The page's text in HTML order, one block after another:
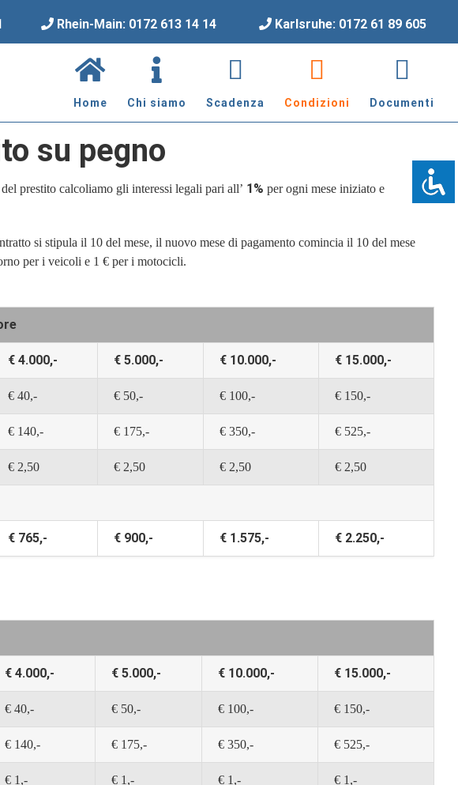
Rhein-Main: 0172 613 14 14 Karlsruhe: 0172 61 89 605
Home Chi siamo Scadenza Condizioni Documenti
su pegno
prestito calcoliamo gli interessi legali pari all’ 1% per ogni mese iniziato e
si stipula il 10 del mese, il nuovo mese di pagamento comincia il 10 del mese
per i veicoli e 1 € per i motocicli.
€ 4.000,- € 5.000,- € 10.000,- € 15.000,-
€ 40,- € 50,- € 100,- € 150,-
€ 140,- € 175,- € 350,- € 525,-
€ 2,50 € 2,50 € 2,50 € 2,50
€ 765,- € 900,- € 1.575,- € 2.250,-
€ 4.000,- € 5.000,- € 10.000,- € 15.000,-
€ 40,- € 50,- € 100,- € 150,-
€ 140,- € 175,- € 350,- € 525,-
€ 1,- € 1,- € 1,- € 1,-